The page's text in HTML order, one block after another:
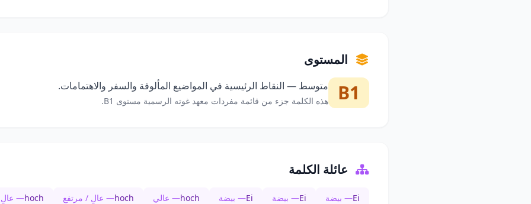
المستوى
B1 متوسط — النقاط الرئيسية في المواضيع المألوفة والسفر والاهتمامات.
هذه الكلمة جزء من قائمة مفردات معهد غوته الرسمية مستوى B1.
عائلة الكلمة
Ei— بيضة Ei— بيضة Ei— بيضة hoch— عالي hoch— عالٍ / مرتفع hoch— عالٍ